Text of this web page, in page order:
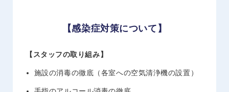
【感染症対策について】
【スタッフの取り組み】
施設の消毒の徹底（各室への空気清浄機の設置）